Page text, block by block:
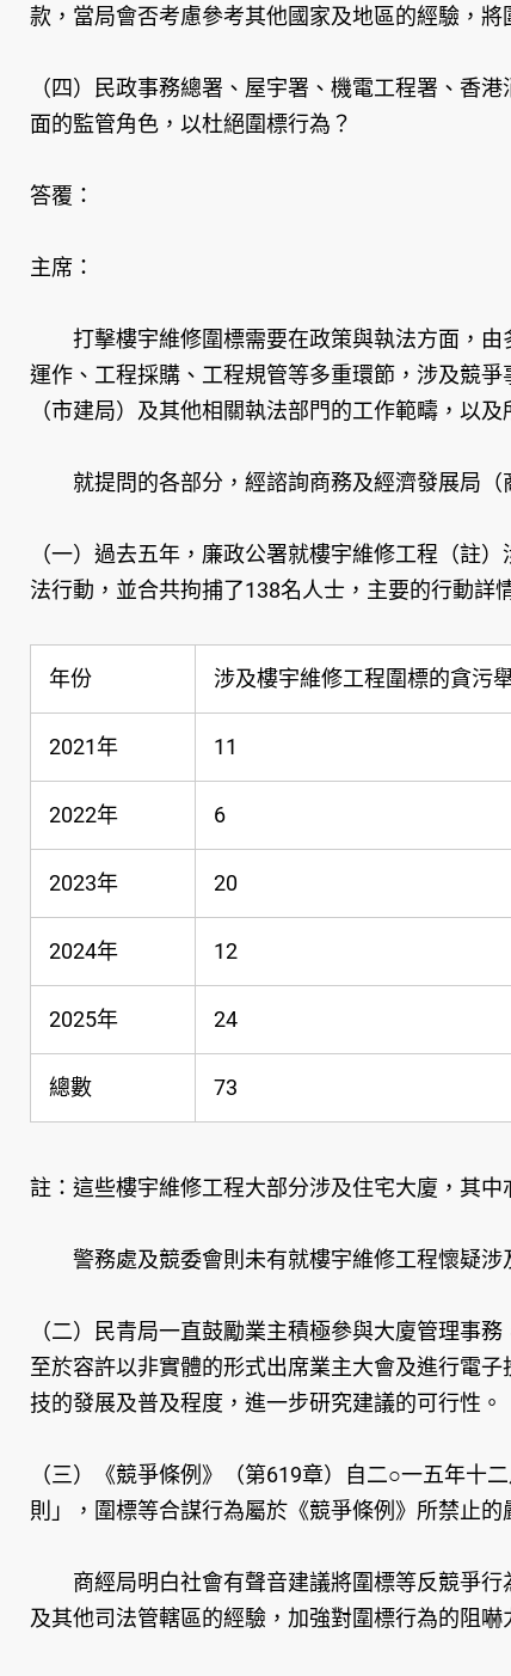
款，當局會否考慮參考其他國家及地區的經驗，
（四）民政事務總署、屋宇署、機電工程署、香
面的監管角色，以杜絕圍標行為？
答覆：
主席：
打擊樓宇維修圍標需要在政策與執法方面，由
運作、工程採購、工程規管等多重環節，涉及競
（市建局）及其他相關執法部門的工作範疇，以及
就提問的各部分，經諮詢商務及經濟發展局（
（一）過去五年，廉政公署就樓宇維修工程（註
法行動，並合共拘捕了138名人士，主要的行動詳
年份 涉及樓宇維修工程圍標的貪污
2021年 11
2022年 6
2023年 20
2024年 12
2025年 24
總數 73
註：這些樓宇維修工程大部分涉及住宅大廈，其中
警務處及競委會則未有就樓宇維修工程懷疑涉
（二）民青局一直鼓勵業主積極參與大廈管理事
至於容許以非實體的形式出席業主大會及進行電
技的發展及普及程度，進一步研究建議的可行性。
（三）《競爭條例》（第619章）自二○一五年十
則」，圍標等合謀行為屬於《競爭條例》所禁止
商經局明白社會有聲音建議將圍標等反競爭行
及其他司法管轄區的經驗，加強對圍標行為的阻嚇